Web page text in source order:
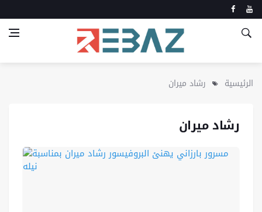
الرئيسية رشاد ميران
رشاد ميران